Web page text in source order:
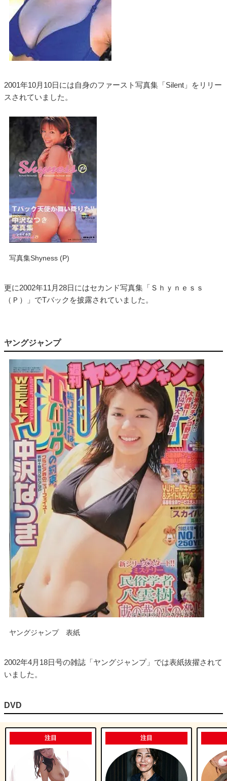
2001年10月10日には自身のファースト写真集「Silent」をリリー
スされていました。
写真集Shyness (P)
更に2002年11月28日にはセカンド写真集「Ｓｈｙｎｅｓｓ
（Ｐ）」でTバックを披露されていました。
ヤングジャンプ
ヤングジャンプ 表紙
2002年4月18日号の雑誌「ヤングジャンプ」では表紙抜擢されて
いました。
DVD
注目 注目